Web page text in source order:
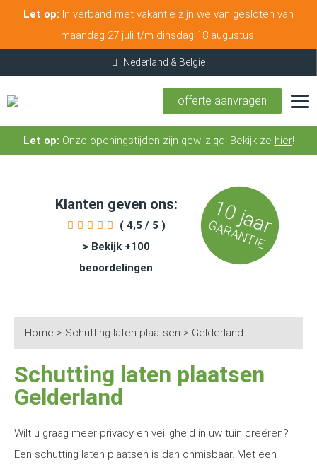
Let op: In verband met vakantie zijn we van gesloten van
maandag 27 juli t/m dinsdag 18 augustus.
offerte aanvragen
Let op: Onze openingstijden zijn gewijzigd. Bekijk ze hier!
Klanten geven ons:
( 4,5 / 5 )
> Bekijk +100
beoordelingen
10 jaar
GARANTIE
Home > Schutting laten plaatsen > Gelderland
Schutting laten plaatsen
Gelderland
Wilt u graag meer privacy en veiligheid in uw tuin creëren?
Een schutting laten plaatsen is dan onmisbaar. Met een